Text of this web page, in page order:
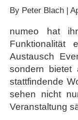
By Peter Blach |
numeo hat
Funktionalität
Austausch
sondern bietet
stattfindende
sehen nicht
Veranstaltung